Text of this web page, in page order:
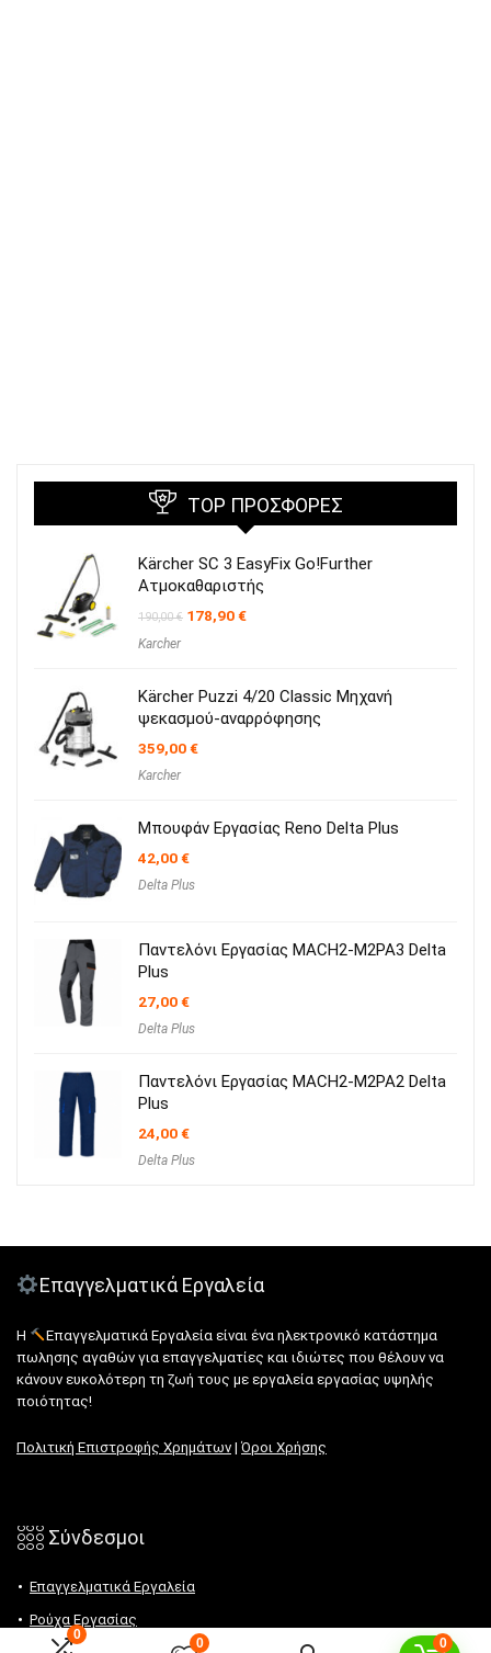
0
0 0
TOP ΠΡΟΣΦΟΡΈΣ
Kärcher SC 3 EasyFix Go!Further
Ατμοκαθαριστής
190,00€ Original
178,90€Η
Karcher
Kärcher Puzzi 4/20 Classic Μηχανή
ψεκασμού-αναρρόφησης
359,00€
Karcher
Μπουφάν Εργασίας Reno Delta Plus
42,00€
Delta Plus
Παντελόνι Εργασίας MACH2-M2PA3 Delta
Plus
27,00€
Delta Plus
Παντελόνι Εργασίας MACH2-M2PA2 Delta
Plus
24,00€
Delta Plus
Επαγγελματικά Εργαλεία
Η
Επαγγελματικά Εργαλεία είναι ένα ηλεκτρονικό κατάστημα
πωλησης αγαθών για επαγγελματίες και ιδιώτες που θέλουν να
κάνουν ευκολότερη τη ζωή τους με εργαλεία εργασίας υψηλής
ποιότητας!
Πολιτική Επιστροφής Χρημάτων | Όροι Χρήσης
𓃑 Σύνδεσμοι
Επαγγελματικά Εργαλεία
Ρούχα Εργασίας